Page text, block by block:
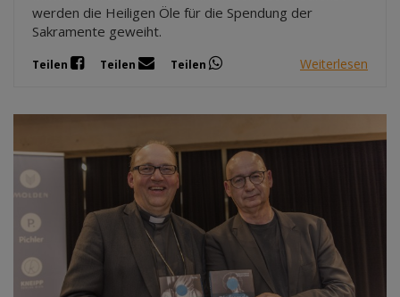
werden die Heiligen Öle für die Spendung der
Sakramente geweiht.
Teilen Teilen Teilen Weiterlesen